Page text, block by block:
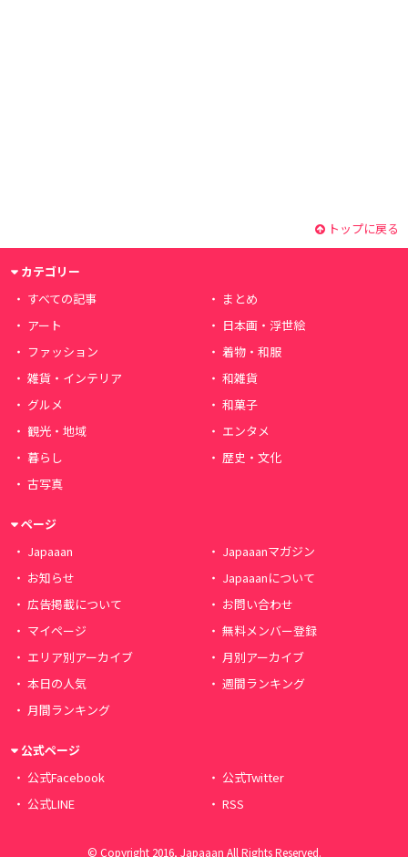
トップに戻る
カテゴリー
すべての記事
まとめ
アート
日本画・浮世絵
ファッション
着物・和服
雑貨・インテリア
和雑貨
グルメ
和菓子
観光・地域
エンタメ
暮らし
歴史・文化
古写真
ページ
Japaaan
Japaaanマガジン
お知らせ
Japaaanについて
広告掲載について
お問い合わせ
マイページ
無料メンバー登録
エリア別アーカイブ
月別アーカイブ
本日の人気
週間ランキング
月間ランキング
公式ページ
公式Facebook
公式Twitter
公式LINE
RSS
© Copyright 2016, Japaaan All Rights Reserved.